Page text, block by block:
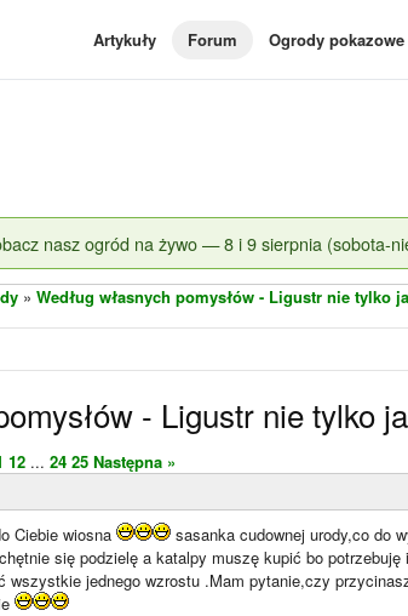
Artykuły Forum Ogrody pokazowe
nasz ogród na żywo — 8 i 9 sierpnia (sobota-
» Według własnych pomysłów - Ligustr nie tylko
- Ligustr nie tylko
12 ... 24 25 Następna »
Ciebie wiosna sasanka cudownej urody,co do
się podzielę a katalpy muszę kupić bo
wszystkie jednego wzrostu .Mam pytanie,czy